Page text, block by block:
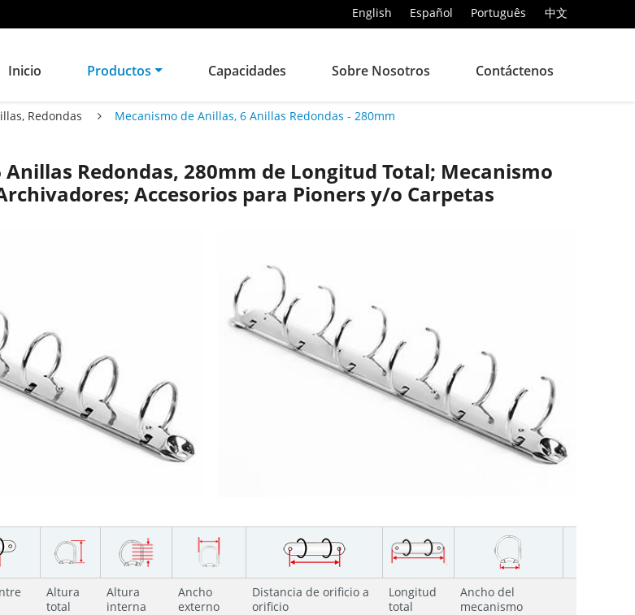
English Español Português 中文
Inicio Productos Capacidades Sobre Nosotros Contáctenos
Redondas Mecanismo de Anillas, 6 Anillas Redondas - 280mm
Anillas Redondas, 280mm de Longitud Total; Mecanismo
Accesorios para Pioners y/o Carpetas
Altura
total
Altura
interna
Ancho
externo
Distancia de orificio a
orificio
Longitud
total
Ancho del
mecanismo